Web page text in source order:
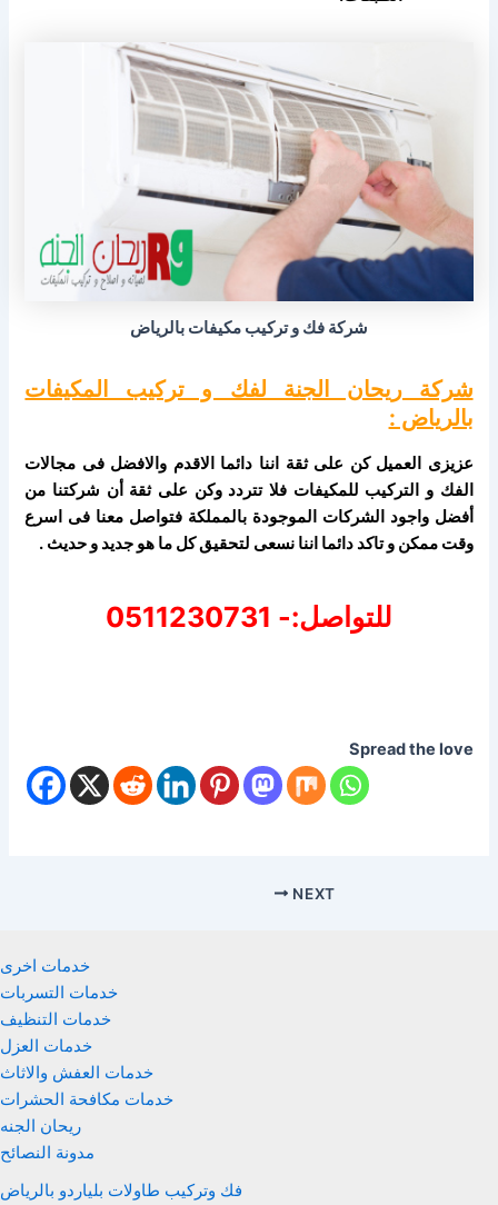
شركة فك و تركيب مكيفات بالرياض
شركة ريحان الجنة لفك و تركيب المكيفات
بالرياض :
عزيزى العميل كن على ثقة اننا دائما الاقدم والافضل فى مجالات
الفك و التركيب للمكيفات فلا تتردد وكن على ثقة أن شركتنا من
أفضل واجود الشركات الموجودة بالمملكة فتواصل معنا فى اسرع
وقت ممكن و تاكد دائما اننا نسعى لتحقيق كل ما هو جديد و حديث .
للتواصل:- 0511230731
Spread the love
NEXT
خدمات اخرى
خدمات التسربات
خدمات التنظيف
خدمات العزل
خدمات العفش والاثاث
خدمات مكافحة الحشرات
ريحان الجنه
مدونة النصائح
فك وتركيب طاولات بلياردو بالرياض